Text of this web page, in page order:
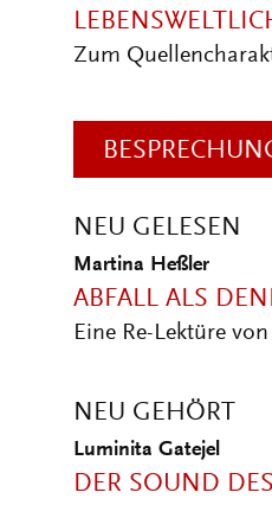
Zum
NEU GELESEN
Martina Heßler
ABFALL ALS
Eine Re-Lektüre
NEU GEHÖRT
Luminita Gatejel
DER SOUND